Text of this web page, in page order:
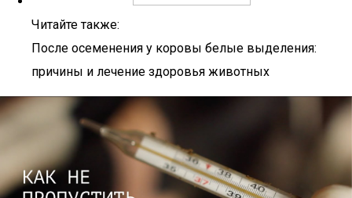
Читайте также:
После осеменения у коровы белые выделения:
причины и лечение здоровья животных